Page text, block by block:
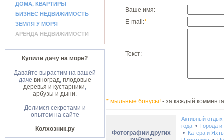
ДОМА, КВАРТИРЫ
БИЗНЕС НЕДВИЖИМОСТЬ
ЗЕМЛЯ У МОРЯ
АРЕНДА НЕДВИЖИМОСТИ
Купили дачу на море?
Давайте вырастим на вашей
даче виноград, плодовые
деревья и кустарники,
арбузы и дыни.
Делимся секретами и
опытом на сайте
Колхозник.ру
Ваше имя:
E-mail:*
Текст:
* мыльные бонусы! - за каждый
Фотографии других
Активный отдых
года • Города
• Катера и